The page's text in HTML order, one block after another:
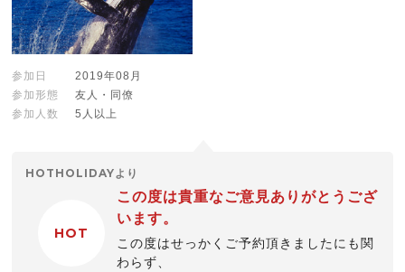
参加日
2019年08月
参加形態
友人・同僚
参加人数
5人以上
HOTHOLIDAYより
HOT
この度は貴重なご意見ありがとうござ
います。
この度はせっかくご予約頂きましたにも関
わらず、